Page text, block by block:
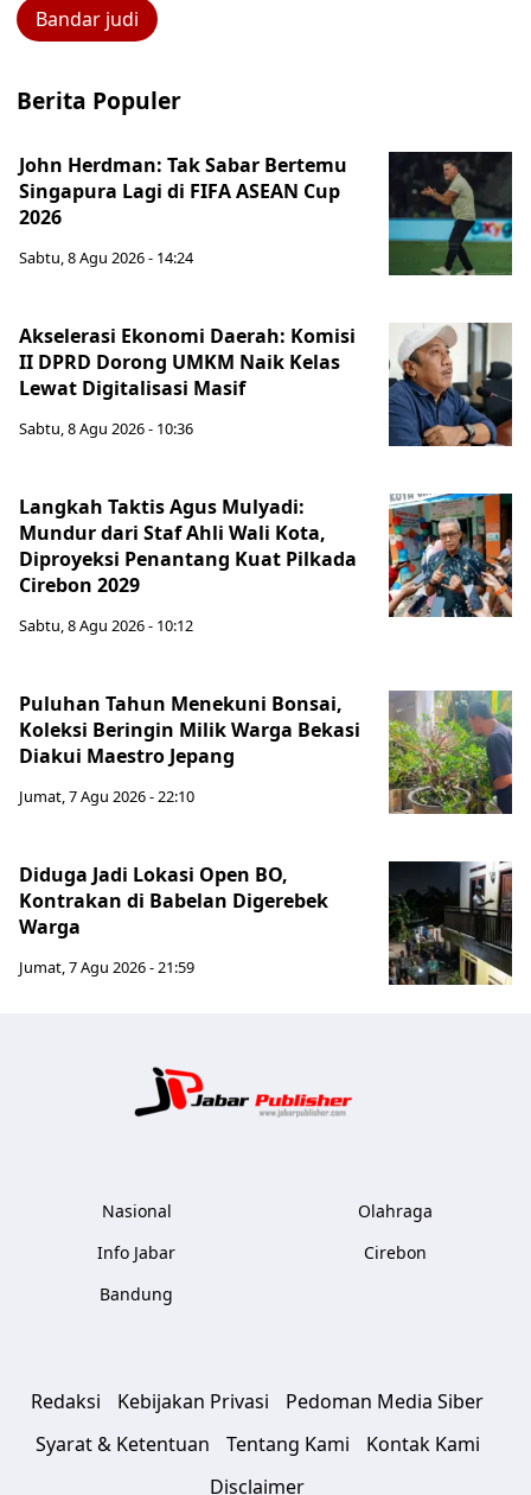
Bandar judi
Berita Populer
John Herdman: Tak Sabar Bertemu
Singapura Lagi di FIFA ASEAN Cup
2026
Sabtu, 8 Agu 2026 - 14:24
Akselerasi Ekonomi Daerah: Komisi
II DPRD Dorong UMKM Naik Kelas
Lewat Digitalisasi Masif
Sabtu, 8 Agu 2026 - 10:36
Langkah Taktis Agus Mulyadi:
Mundur dari Staf Ahli Wali Kota,
Diproyeksi Penantang Kuat Pilkada
Cirebon 2029
Sabtu, 8 Agu 2026 - 10:12
Puluhan Tahun Menekuni Bonsai,
Koleksi Beringin Milik Warga Bekasi
Diakui Maestro Jepang
Jumat, 7 Agu 2026 - 22:10
Diduga Jadi Lokasi Open BO,
Kontrakan di Babelan Digerebek
Warga
Jumat, 7 Agu 2026 - 21:59
Nasional
Info Jabar
Bandung
Olahraga
Cirebon
Redaksi Kebijakan Privasi
Pedoman Media Siber
Syarat & Ketentuan
Tentang Kami
Kontak Kami
Disclaimer